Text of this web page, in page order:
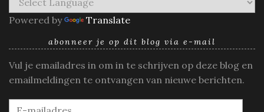
Powered by Translate
abonneer je op dit blog via e-mail
Vul je emailadres in om in te schrijven op deze blog en
emailmeldingen te ontvangen van nieuwe berichten.
E-